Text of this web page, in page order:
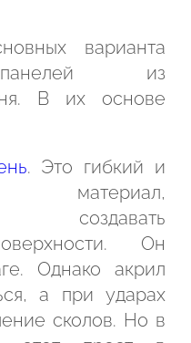
варианта
панелей из
В их основе
. Это гибкий и
материал,
создавать
Он
Однако акрил
а при ударах
сколов. Но в